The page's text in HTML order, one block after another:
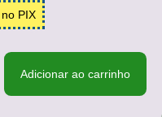
no PIX
Adicionar ao carrinho